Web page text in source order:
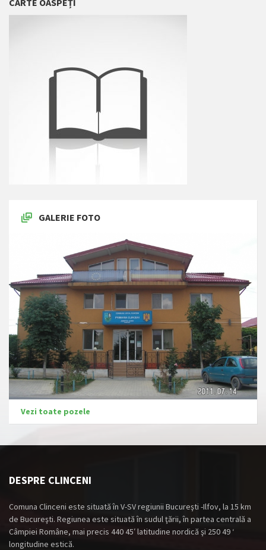
GALERIE FOTO
Vezi toate pozele
DESPRE CLINCENI
Comuna Clinceni este situată în V-SV regiunii Bucureşti -Ilfov, la 15 km
de Bucureşti. Regiunea este situată în sudul ţării, în partea centrală a
Câmpiei Române, mai precis 440 45′ latitudine nordică şi 250 49 ‘
longitudine estică.